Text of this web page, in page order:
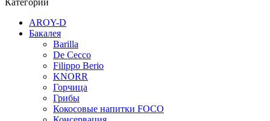
Категории
AROY-D
Бакалея
Barilla
De Cecco
Filippo Berio
KNORR
Горчица
Грибы
Кокосовые напитки FOCO